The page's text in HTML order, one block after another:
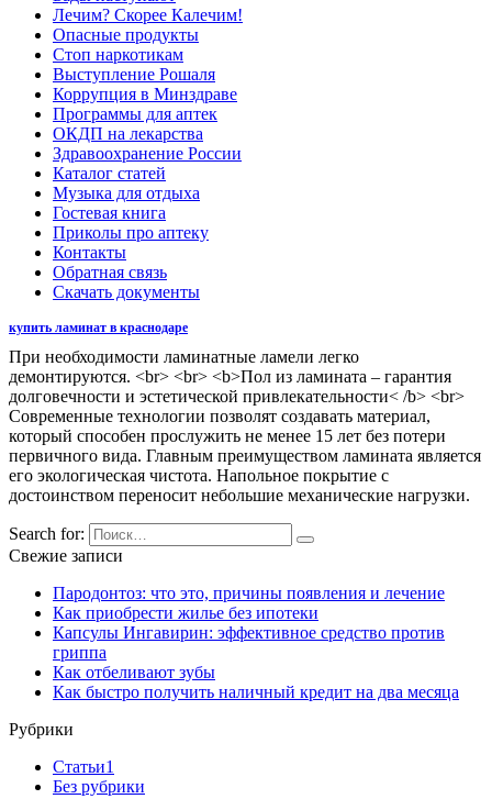
Лечим? Скорее Калечим!
Опасные продукты
Стоп наркотикам
Выступление Рошаля
Коррупция в Минздраве
Программы для аптек
ОКДП на лекарства
Здравоохранение России
Каталог статей
Музыка для отдыха
Гостевая книга
Приколы про аптеку
Контакты
Обратная связь
Скачать документы
купить ламинат в краснодаре
При необходимости ламинатные ламели легко
демонтируются. <br> <br> <b>Пол из ламината – гарантия
долговечности и эстетической привлекательности< /b> <br>
Современные технологии позволят создавать материал,
который способен прослужить не менее 15 лет без потери
первичного вида. Главным преимуществом ламината является
его экологическая чистота. Напольное покрытие с
достоинством переносит небольшие механические нагрузки.
Search for:
Свежие записи
Пародонтоз: что это, причины появления и лечение
Как приобрести жилье без ипотеки
Капсулы Ингавирин: эффективное средство против
гриппа
Как отбеливают зубы
Как быстро получить наличный кредит на два месяца
Рубрики
Cтатьи1
Без рубрики